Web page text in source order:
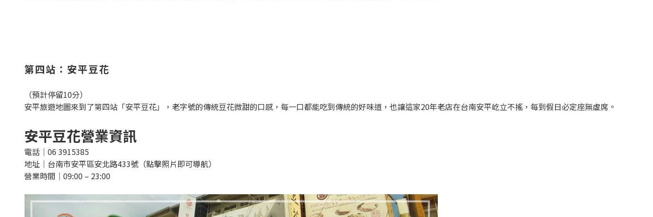
第四站：安平豆花
（預計停留10分）
安平旅遊地圖來到了第四站「安平豆花」，老字號的傳統豆花微甜的口感，每一口都能吃到傳統的好味道，也讓這家20年老店在台南安平屹立不搖，每到假日必定座無虛席。
安平豆花營業資訊
電話｜06 3915385
地址｜台南市安平區安北路433號（點擊照片即可導航）
營業時間｜09:00 – 23:00